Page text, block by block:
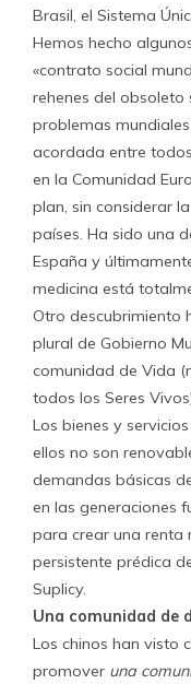
Brasil, el Sistema
Hemos hecho
«contrato social
rehenes del obsoleto
problemas
acordada entre
en la Comunidad
plan, sin considerar
países. Ha sido una
España y
medicina está
Otro descubrimiento
plural de Gobierno
comunidad de Vida
todos los Seres
Los bienes y
ellos no son
demandas básicas
en las generaciones
para crear una renta
persistente prédica
Suplicy.
Una comunidad de
Los chinos han visto
promover una